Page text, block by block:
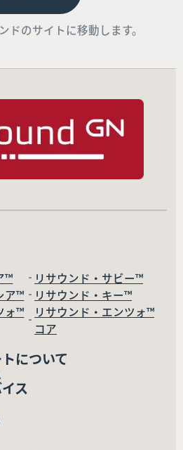
のサイトに移動します。
™
リサウンド・サビー™
ア™
リサウンド・キー™
ォ™
リサウンド・エンツォ™
コア
について
ス